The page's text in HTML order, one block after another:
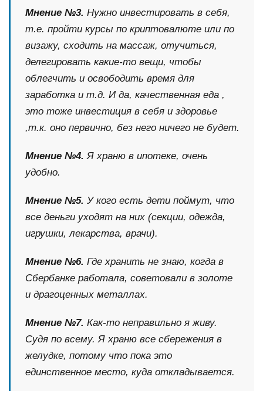
Мнение №3. Нужно инвестировать в себя,
т.е. пройти курсы по криптовалюте или по
визажу, сходить на массаж, отучиться,
делегировать какие-то вещи, чтобы
облегчить и освободить время для
заработка и т.д. И да, качественная еда ,
это тоже инвестиция в себя и здоровье
,т.к. оно первично, без него ничего не будет.
Мнение №4. Я храню в ипотеке, очень
удобно.
Мнение №5. У кого есть дети поймут, что
все деньги уходят на них (секции, одежда,
игрушки, лекарства, врачи).
Мнение №6. Где хранить не знаю, когда в
Сбербанке работала, советовали в золоте
и драгоценных металлах.
Мнение №7. Как-то неправильно я живу.
Судя по всему. Я храню все сбережения в
желудке, потому что пока это
единственное место, куда откладывается.